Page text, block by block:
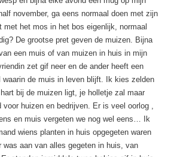
november, ga eens normaal doen met zijn
met het mos in het bos eigenlijk, normaal
De grootse pret geven de muizen. Bijna
een muis of van muizen in huis in mijn
zet gif neer en de ander heeft een
waarin de muis in leven blijft. Ik kies zelden
bij de muizen ligt, je holletje zal maar
voor huizen en bedrijven. Er is veel oorlog ,
en muis vergeten we nog wel eens… Ik
wiens planten in huis opgegeten waren
was aan van alles gegeten in huis, van